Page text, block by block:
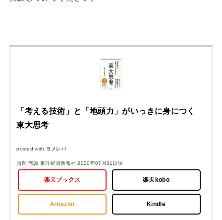
「考える技術」と「地頭力」がいっきに身につく
東大思考
posted with ヨメレバ
西岡 壱誠 東洋経済新報社 2020年07月31日頃
楽天ブックス 楽天kobo
Amazon Kindle